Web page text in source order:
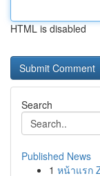
HTML is disabled
Search
Published News
1 หน้าแรก